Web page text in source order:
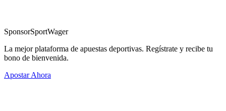
SponsorSportWager
La mejor plataforma de apuestas deportivas. Regístrate y recibe tu
bono de bienvenida.
Apostar Ahora